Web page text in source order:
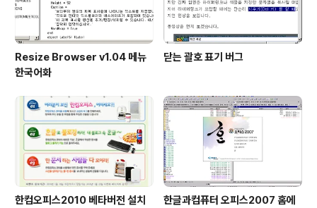
Resize Browser v1.04 메뉴
한국어화
닫는 괄호 표기 버그
한컴오피스2010 베타버전 설치
한글과컴퓨터 오피스2007 홈에